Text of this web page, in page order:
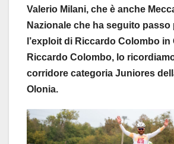
Valerio Milani, che è anche
Nazionale che ha seguito
l’exploit di Riccardo Colombo in
Riccardo Colombo, lo
corridore categoria Juniores
Olonia.